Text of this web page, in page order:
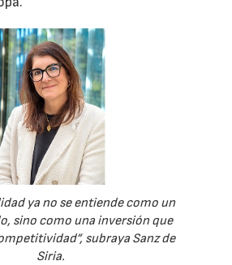
ya no se entiende como un
sino como una inversión que
subraya Sanz de
Siria.